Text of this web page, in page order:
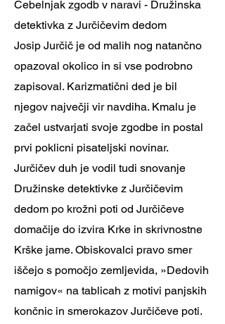
Čebelnjak zgodb v naravi - Družinska
detektivka z Jurčičevim dedom
Josip Jurčič je od malih nog natančno
opazoval okolico in si vse podrobno
zapisoval. Karizmatični ded je bil
njegov največji vir navdiha. Kmalu je
začel ustvarjati svoje zgodbe in postal
prvi poklicni pisateljski novinar.
Jurčičev duh je vodil tudi snovanje
Družinske detektivke z Jurčičevim
dedom po krožni poti od Jurčičeve
domačije do izvira Krke in skrivnostne
Krške jame. Obiskovalci pravo smer
iščejo s pomočjo zemljevida, »Dedovih
namigov« na tablicah z motivi panjskih
končnic in smerokazov Jurčičeve poti.